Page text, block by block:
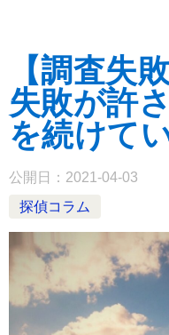
【調査失
失敗が許
を続けて
公開日： 2021-04-03
探偵コラム